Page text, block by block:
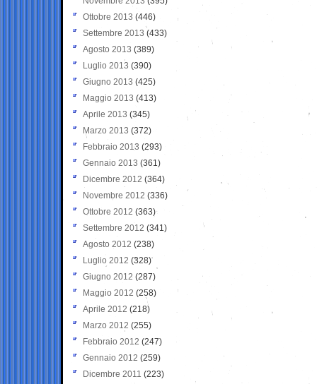
Ottobre 2013 (446)
Settembre 2013 (433)
Agosto 2013 (389)
Luglio 2013 (390)
Giugno 2013 (425)
Maggio 2013 (413)
Aprile 2013 (345)
Marzo 2013 (372)
Febbraio 2013 (293)
Gennaio 2013 (361)
Dicembre 2012 (364)
Novembre 2012 (336)
Ottobre 2012 (363)
Settembre 2012 (341)
Agosto 2012 (238)
Luglio 2012 (328)
Giugno 2012 (287)
Maggio 2012 (258)
Aprile 2012 (218)
Marzo 2012 (255)
Febbraio 2012 (247)
Gennaio 2012 (259)
Dicembre 2011 (223)